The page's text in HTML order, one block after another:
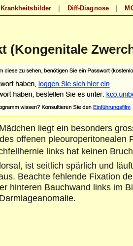
(Kongenitale
liegt ein besonders
offenen pleouroperitonealen
links hat keinen
ist seitlich spärlich und
Beachte fehlende Fixation
hinteren Bauchwand links im